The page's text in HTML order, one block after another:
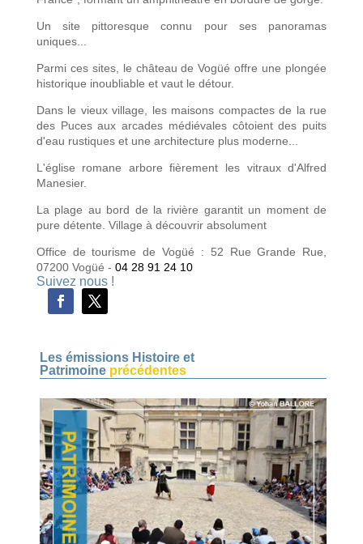
Un site pittoresque connu pour ses panoramas
uniques...
Parmi ces sites, le château de Vogüé offre une plongée
historique inoubliable et vaut le détour.
Dans le vieux village, les maisons compactes de la rue
des Puces aux arcades médiévales côtoient des puits
d'eau rustiques et une architecture plus moderne...
L'église romane arbore fièrement les vitraux d'Alfred
Manesier.
La plage au bord de la rivière garantit un moment de
pure détente. Village à découvrir absolument
Office de tourisme de Vogüé : 52 Rue Grande Rue,
07200 Vogüé - 04 28 91 24 10
Suivez nous !
Les émissions Histoire et
Patrimoine précédentes